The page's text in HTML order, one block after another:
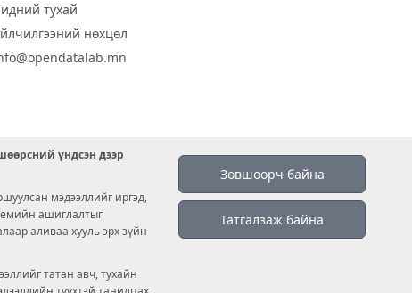
тухай
нөхцөл
Зөвшөөрч байна
Татгалзаж байна
үндсэн дээр
мэдээллийг иргэд,
ашиглалтыг
аливаа хууль эрх зүйн
татан авч, тухайн